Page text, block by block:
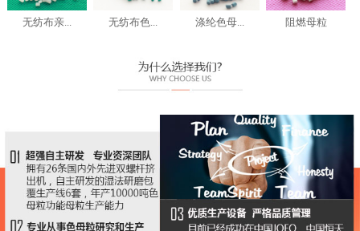
无纺布亲... 无纺布色... 涤纶色母... 阻燃母粒